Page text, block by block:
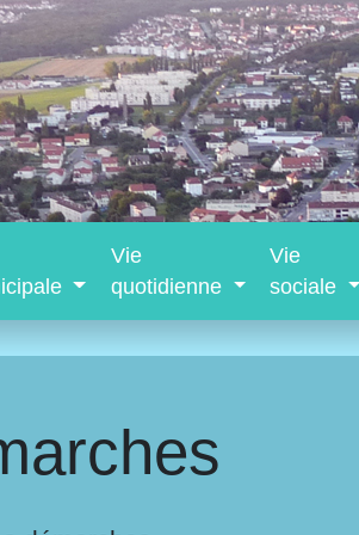
Vie
quotidienne
Vie
sociale